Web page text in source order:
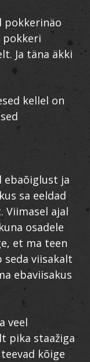
pokkerinäo
Ja täna äkki
kellel on
ebaõiglust ja
sa eeldad
Viimasel ajal
osadele
et ma teen
viisakalt
ebaviisakus
veel
pika staažiga
kõige